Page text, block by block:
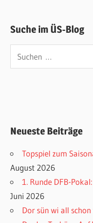
Suche im ÜS-Blog
Neueste Beiträge
Topspiel zum
August 2026
1. Runde DFB-
Juni 2026
Dor sün wi all schon